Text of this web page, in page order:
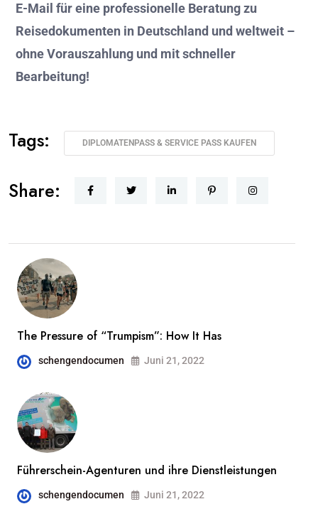
E-Mail für eine professionelle Beratung zu
Reisedokumenten in Deutschland und weltweit –
ohne Vorauszahlung und mit schneller
Bearbeitung!
Tags: DIPLOMATENPASS & SERVICE PASS KAUFEN
Share:
The Pressure of “Trumpism”: How It Has
schengendocumen Juni 21, 2022
Führerschein-Agenturen und ihre Dienstleistungen
schengendocumen Juni 21, 2022